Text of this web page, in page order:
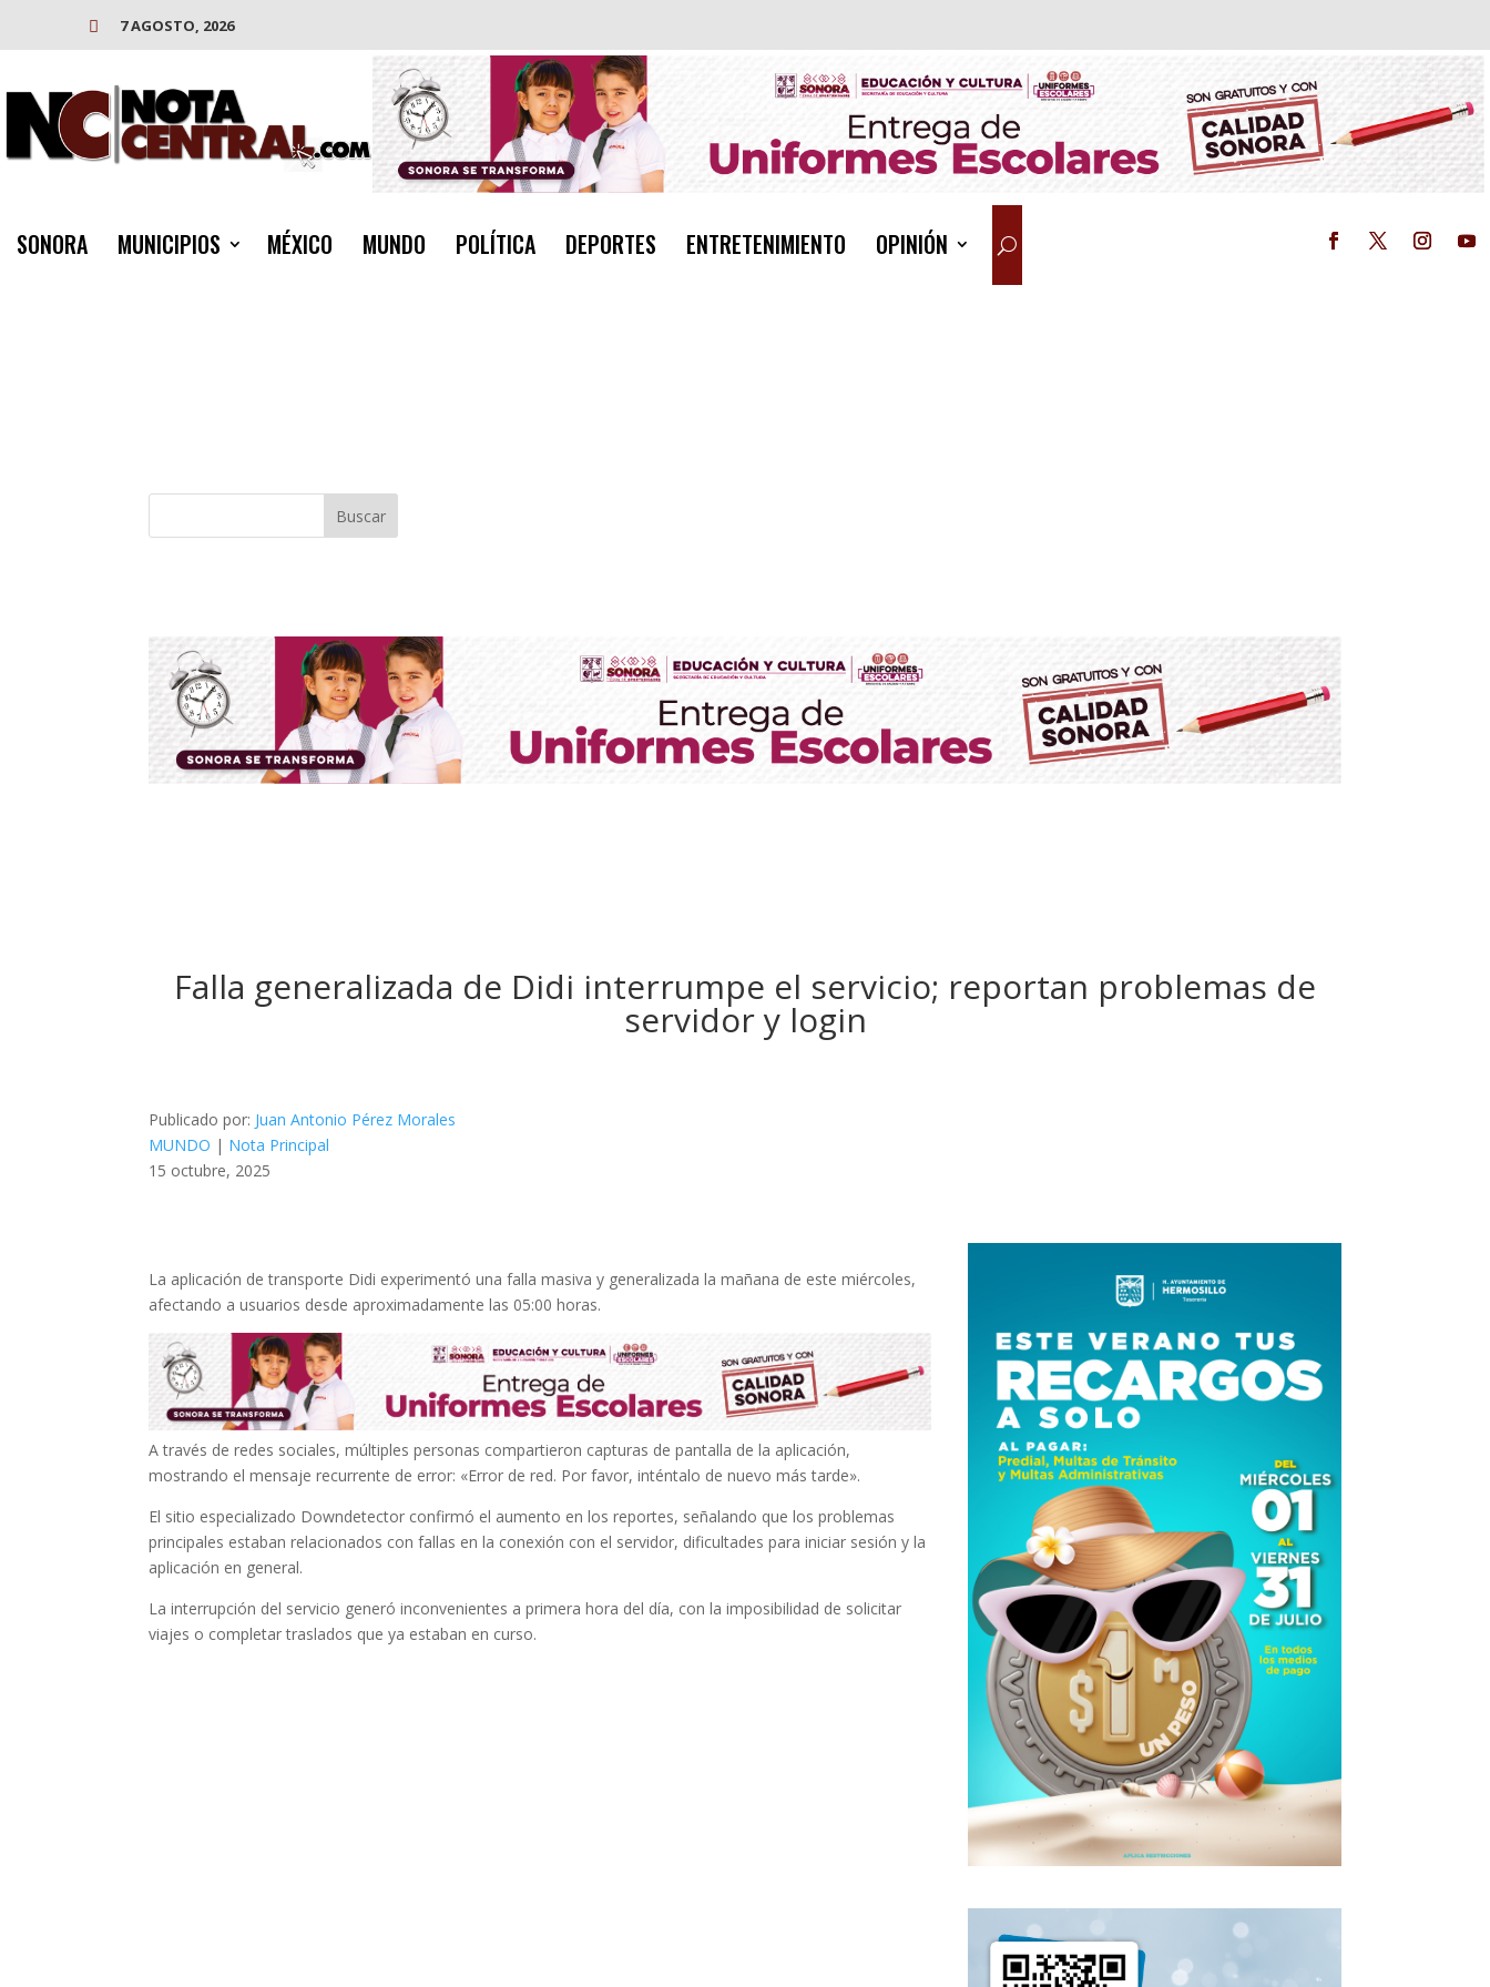
 7 AGOSTO, 2026
SONORA MUNICIPIOS MÉXICO MUNDO POLÍTICA DEPORTES ENTRETENIMIENTO OPINIÓN
Buscar
Falla generalizada de Didi interrumpe el servicio; reportan problemas de
servidor y login
Publicado por: Juan Antonio Pérez Morales
MUNDO | Nota Principal
15 octubre, 2025
La aplicación de transporte Didi experimentó una falla masiva y generalizada la mañana de este miércoles,
afectando a usuarios desde aproximadamente las 05:00 horas.
A través de redes sociales, múltiples personas compartieron capturas de pantalla de la aplicación,
mostrando el mensaje recurrente de error: «Error de red. Por favor, inténtalo de nuevo más tarde».
El sitio especializado Downdetector confirmó el aumento en los reportes, señalando que los problemas
principales estaban relacionados con fallas en la conexión con el servidor, dificultades para iniciar sesión y la
aplicación en general.
La interrupción del servicio generó inconvenientes a primera hora del día, con la imposibilidad de solicitar
viajes o completar traslados que ya estaban en curso.